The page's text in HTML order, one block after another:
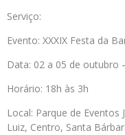
Serviço:
Evento: XXXIX Festa da
Data: 02 a 05 de outubro
Horário: 18h às 3h
Local: Parque de Eventos
Luiz, Centro, Santa